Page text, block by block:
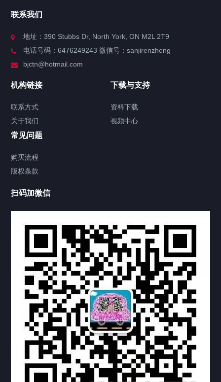
服务分类
签署类文件海牙认证程序费用
视频中心
热门标签 TAG
机构链接
联系方式 关于我们
下载与支持
资料下载 视频中心
常见问题
购买流程 版权条款
联系我们
地址：390 Stubbs Dr, North York, ON M2L 2T9
电话号码：6476249243 微信号：sanjirenzheng
bjctn@hotmail.com
机构链接
联系方式
关于我们
下载与支持
资料下载
视频中心
常见问题
购买流程
版权条款
扫码加微信